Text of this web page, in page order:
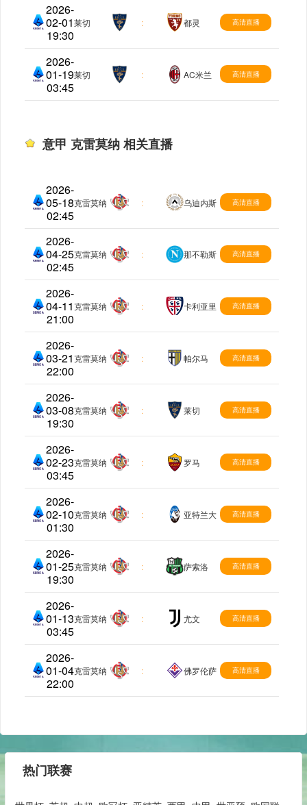
2026-
02-01
19:30
意甲
莱切 : 都灵 高清直播
2026-
01-19
03:45
意甲
莱切 : AC米兰 高清直播
意甲 克雷莫纳 相关直播
2026-
05-18
02:45
意甲
克雷莫纳 : 乌迪内斯 高清直播
2026-
04-25
02:45
意甲
克雷莫纳 : 那不勒斯 高清直播
2026-
04-11
21:00
意甲
克雷莫纳 : 卡利亚里 高清直播
2026-
03-21
22:00
意甲
克雷莫纳 : 帕尔马 高清直播
2026-
03-08
19:30
意甲
克雷莫纳 : 莱切 高清直播
2026-
02-23
03:45
意甲
克雷莫纳 : 罗马 高清直播
2026-
02-10
01:30
意甲
克雷莫纳 : 亚特兰大 高清直播
2026-
01-25
19:30
意甲
克雷莫纳 : 萨索洛 高清直播
2026-
01-13
03:45
意甲
克雷莫纳 : 尤文 高清直播
2026-
01-04
22:00
意甲
克雷莫纳 : 佛罗伦萨 高清直播
热门联赛